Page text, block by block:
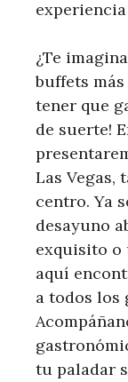
¿Te
buffets
tener que
de suerte!
Las Vegas,
centro. Ya
desayuno
exquisito o
aquí
a todos los
tu paladar